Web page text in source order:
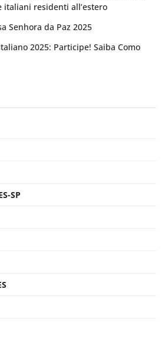
residenti all’estero
Senhora da Paz 2025
2025: Participe! Saiba Como
SP